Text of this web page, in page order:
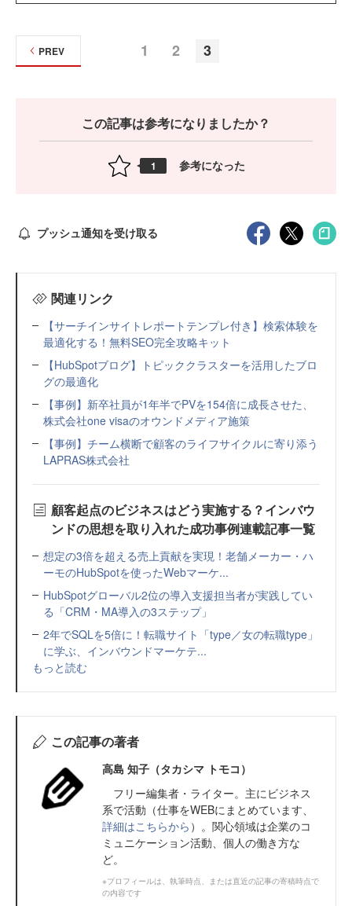
1 2 3
PREV
この記事は参考になりましたか？
1 参考になった
プッシュ通知を受け取る
関連リンク
【サーチインサイトレポートテンプレ付き】検索体験を
最適化する！無料SEO完全攻略キット
【HubSpotブログ】トピッククラスターを活用したブロ
グの最適化
【事例】新卒社員が1年半でPVを154倍に成長させた、
株式会社one visaのオウンドメディア施策
【事例】チーム横断で顧客のライフサイクルに寄り添う
LAPRAS株式会社
顧客起点のビジネスはどう実施する？インバウ
ンドの思想を取り入れた成功事例連載記事一覧
想定の3倍を超える売上貢献を実現！老舗メーカー・ハ
ーモのHubSpotを使ったWebマーケ...
HubSpotグローバル2位の導入支援担当者が実践してい
る「CRM・MA導入の3ステップ」
2年でSQLを5倍に！転職サイト「type／女の転職type」
に学ぶ、インバウンドマーケテ...
もっと読む
この記事の著者
高島 知子（タカシマ トモコ）
フリー編集者・ライター。主にビジネス
系で活動（仕事をWEBにまとめています、
詳細はこちらから ）。関心領域は企業のコ
ミュニケーション活動、個人の働き方な
ど。
※プロフィールは、執筆時点、または直近の記事の寄稿時点で
の内容です